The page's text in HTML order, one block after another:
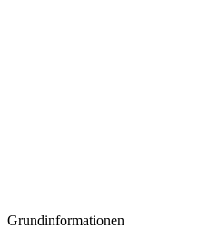
Grundinformationen